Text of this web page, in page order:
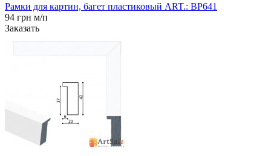
Рамки для картин, багет пластиковый ART.: BP641
94 грн м/п
Заказать